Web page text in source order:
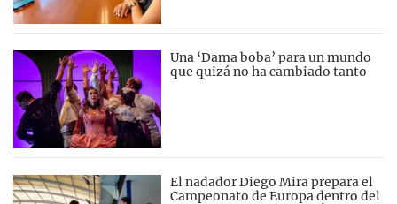
Una ‘Dama boba’ para un mundo
que quizá no ha cambiado tanto
El nadador Diego Mira prepara el
Campeonato de Europa dentro del